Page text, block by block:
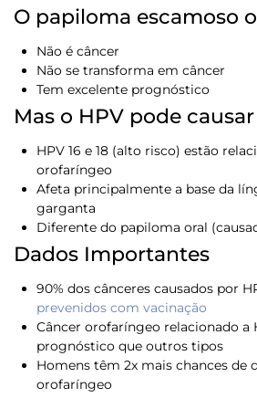
O papiloma escamoso
Não é câncer
Não se transforma em câncer
Tem excelente prognóstico
Mas o HPV pode
HPV 16 e 18 (alto risco) estão
orofaríngeo
Afeta principalmente a base da
garganta
Diferente do papiloma oral
Dados Importantes
90% dos cânceres causados por
prevenidos com vacinação
Câncer orofaríngeo relacionado a
prognóstico que outros tipos
Homens têm 2x mais chances de
orofaríngeo